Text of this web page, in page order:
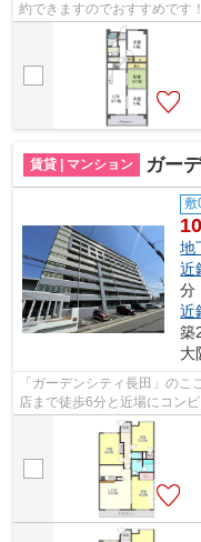
約できますのでおすすめです
場を利用できる物件です！こ
賃貸 | マンション ガー
敷
地
近
分
近
築
大
「ガーデンシティ長田」の
店まで徒歩6分と近場にコン
物件です。近くに駅が2つある